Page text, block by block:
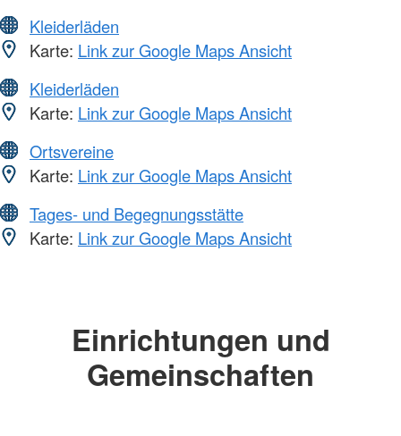
Kleiderläden
Karte: Link zur Google Maps Ansicht
Kleiderläden
Karte: Link zur Google Maps Ansicht
Ortsvereine
Karte: Link zur Google Maps Ansicht
Tages- und Begegnungsstätte
Karte: Link zur Google Maps Ansicht
Einrichtungen und
Gemeinschaften